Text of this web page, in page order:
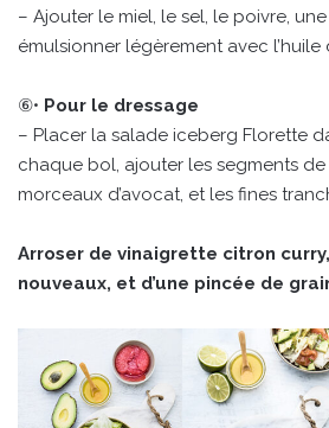
– Ajouter le miel, le sel, le poivre,
émulsionner légèrement avec l’huile
⑥• Pour le dressage
– Placer la salade iceberg Florette
chaque bol, ajouter les segments
morceaux d’avocat, et les fines
Arroser de vinaigrette citron
nouveaux, et d’une pincée de